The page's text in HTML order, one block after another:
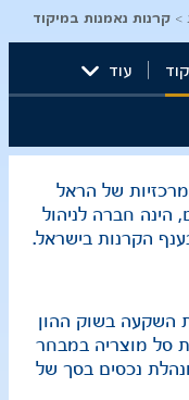
קרנות נאמנות במיקוד
עוד
של הראל
הינה חברה לניהול
הקרנות בישראל.​​​
השקעה בשוק ההון
סל מוצריה במבחר
נכסים בסך של